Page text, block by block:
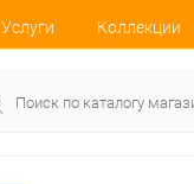
Услуги Коллекции